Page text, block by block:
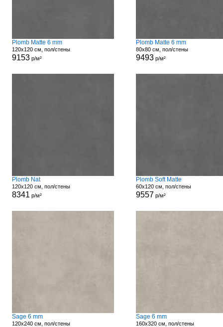
Plomb Matte 6 mm
120x120 см, пол/стены
9153р/м²
Plomb Matte 6 mm
80x80 см, пол/стены
9493р/м²
Plomb Nat
120x120 см, пол/стены
8341 р/м²
Plomb Soft Matte
60x120 см, пол/стены
9557 р/м²
Sage 6 mm
120x240 см, пол/стены
Sage 6 mm
160x320 см, пол/стены